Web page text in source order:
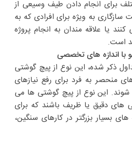
برای انجام دادن طیف وسیعی از
سازگاری به ویژه برای افرادی که به
یا علاقه مندان به انجام پروژه
است.
با اندازه های تخصصی
ذکر شده، این نوع از پیچ گوشتی
به فرد برای رفع نیازهای
این نوع از پیچ گوشتی ها می
های دقیق یا ظریف باشند که برای
بسیار بزرگتر در کارهای سنگین،